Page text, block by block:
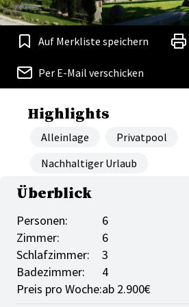
Auf Merkliste speichern
Per E-Mail verschicken
Highlights
Alleinlage
Privatpool
Nachhaltiger Urlaub
Überblick
Personen:
6
Zimmer:
6
Schlafzimmer:
3
Badezimmer:
4
Preis pro Woche:ab 2.900€